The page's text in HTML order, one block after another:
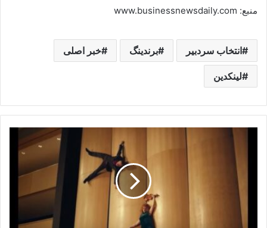
منبع: www.businessnewsdaily.com
انتخاب سردبیر برندینگ خبر اصلی
لینکدین